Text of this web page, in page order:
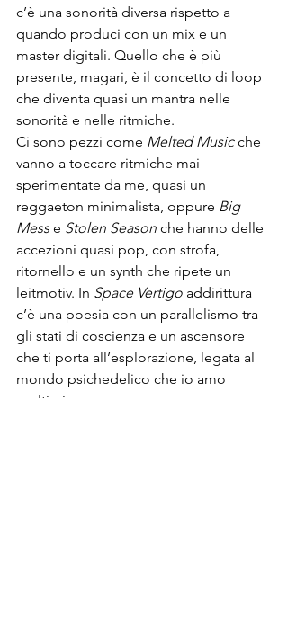
c’è una sonorità diversa rispetto a
quando produci con un mix e un
master digitali. Quello che è più
presente, magari, è il concetto di loop
che diventa quasi un mantra nelle
sonorità e nelle ritmiche.
Ci sono pezzi come Melted Music che
vanno a toccare ritmiche mai
sperimentate da me, quasi un
reggaeton minimalista, oppure Big
Mess e Stolen Season che hanno delle
accezioni quasi pop, con strofa,
ritornello e un synth che ripete un
leitmotiv. In Space Vertigo addirittura
c’è una poesia con un parallelismo tra
gli stati di coscienza e un ascensore
che ti porta all’esplorazione, legata al
mondo psichedelico che io amo
moltissimo.